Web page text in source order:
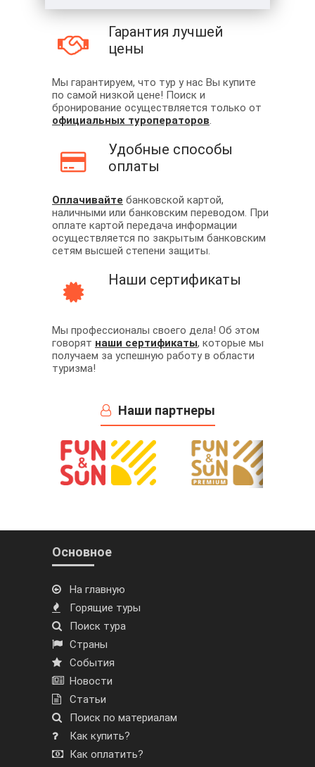
Гарантия лучшей
цены
Мы гарантируем, что тур у нас Вы купите
по самой низкой цене! Поиск и
бронирование осуществляется только от
официальных туроператоров.
Удобные способы
оплаты
Оплачивайте банковской картой,
наличными или банковским переводом. При
оплате картой передача информации
осуществляется по закрытым банковским
сетям высшей степени защиты.
Наши сертификаты
Мы профессионалы своего дела! Об этом
говорят наши сертификаты, которые мы
получаем за успешную работу в области
туризма!
Наши партнеры
Основное
На главную
Горящие туры
Поиск тура
Страны
События
Новости
Статьи
Поиск по материалам
Как купить?
Как оплатить?